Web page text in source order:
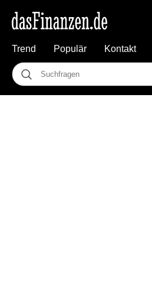
Trend Populär Kontakt